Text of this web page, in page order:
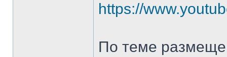
https://
По теме